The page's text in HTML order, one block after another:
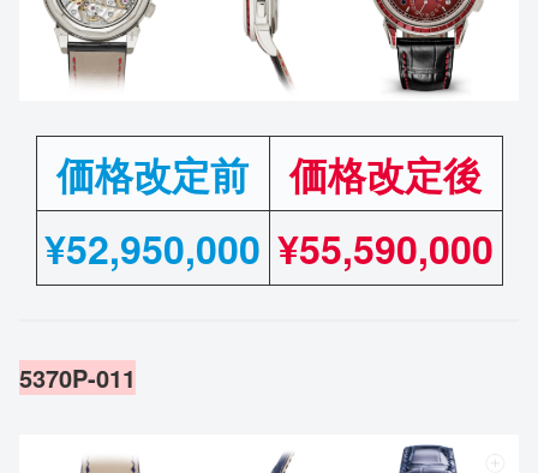
価格改定前
価格改定後
¥52,950,000 ¥55,590,000
5370P-011